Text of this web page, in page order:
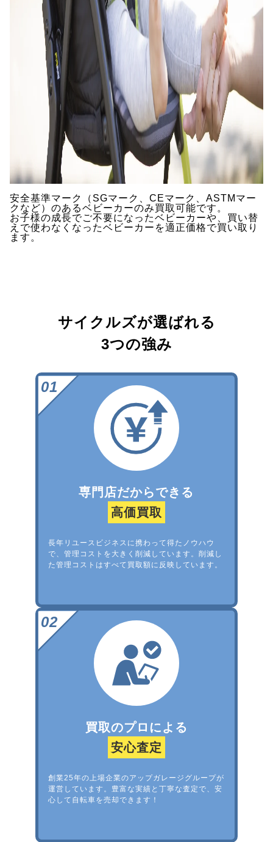
安全基準マーク（SGマーク、CEマーク、ASTMマー
クなど）のあるベビーカーのみ買取可能です。
お子様の成長でご不要になったベビーカーや、買い替
えで使わなくなったベビーカーを適正価格で買い取り
ます。
サイクルズが選ばれる
3つの強み
専門店だからできる
高価買取
長年リユースビジネスに携わって得たノウハウ
で、管理コストを大きく削減しています。削減し
た管理コストはすべて買取額に反映しています。
買取のプロによる
安心査定
創業25年の上場企業のアップガレージグループが
運営しています。豊富な実績と丁寧な査定で、安
心して自転車を売却できます！